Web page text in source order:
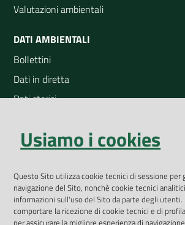
Valutazioni ambientali
DATI AMBIENTALI
Bollettini
Dati in diretta
Dati storici
Open Data
App Arpav
Rapporti regionali annuali
Le Infografiche
Usiamo i cookies
Questo Sito utilizza cookie tecnici di sessione per
navigazione del Sito, nonchè cookie tecnici
informazioni sull'uso del Sito da parte degli utenti.
comportare la ricezione di cookie tecnici e di
per assicurare la migliore esperienza di